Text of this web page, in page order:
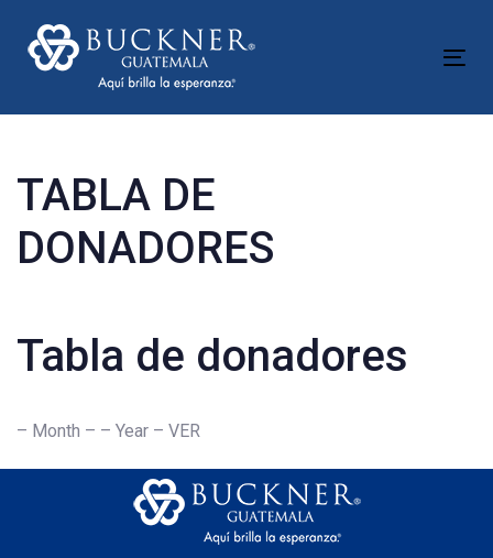
links
content
TABLA DE
DONADORES
Tabla de donadores
– Month – – Year – VER